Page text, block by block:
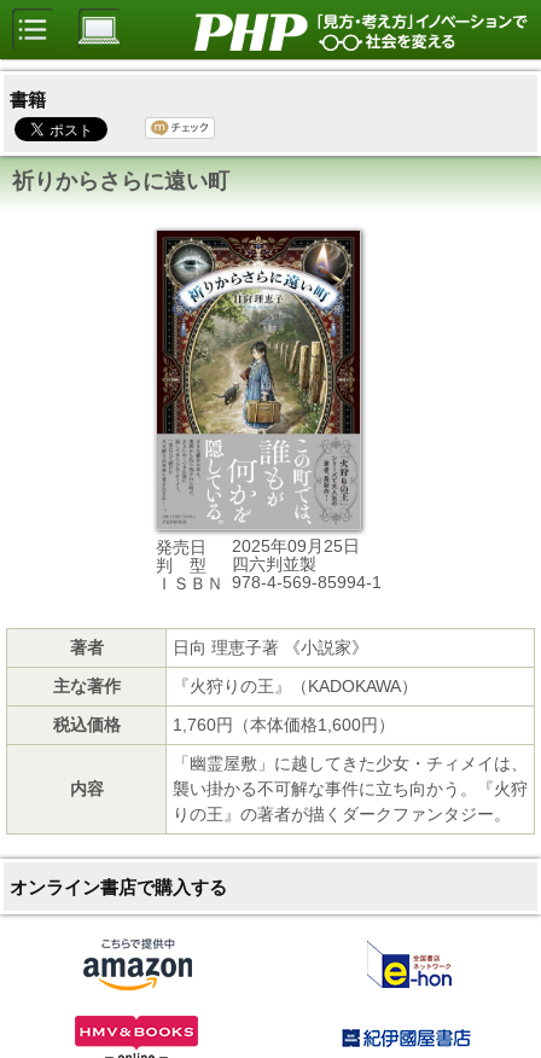
書籍
祈りからさらに遠い町
発売日
2025年09月25日
判 型
四六判並製
ＩＳＢＮ
978-4-569-85994-1
著者
日向 理恵子著 《小説家》
主な著作
『火狩りの王』（KADOKAWA）
税込価格
1,760円（本体価格1,600円）
内容
「幽霊屋敷」に越してきた少女・チィメイは、
襲い掛かる不可解な事件に立ち向かう。『火狩
りの王』の著者が描くダークファンタジー。
オンライン書店で購入する